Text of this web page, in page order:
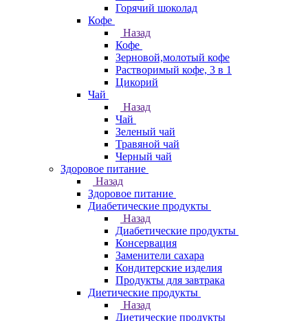
Горячий шоколад
Кофе
Назад
Кофе
Зерновой,молотый кофе
Растворимый кофе, 3 в 1
Цикорий
Чай
Назад
Чай
Зеленый чай
Травяной чай
Черный чай
Здоровое питание
Назад
Здоровое питание
Диабетические продукты
Назад
Диабетические продукты
Консервация
Заменители сахара
Кондитерские изделия
Продукты для завтрака
Диетические продукты
Назад
Диетические продукты